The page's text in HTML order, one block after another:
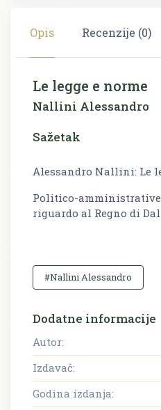
Opis Recenzije (0)
Le legge e norme
Nallini Alessandro
Sažetak
Alessandro Nallini: Le
Politico-
riguardo al Regno di
#Nallini Alessandro
Dodatne informacije
Autor:
Izdavač:
Godina izdanja: